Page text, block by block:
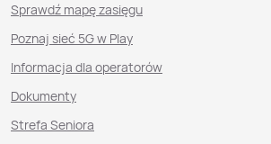
Sprawdź mapę zasięgu
Poznaj sieć 5G w Play
Informacja dla operatorów
Dokumenty
Strefa Seniora